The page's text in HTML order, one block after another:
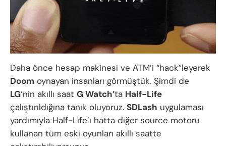
Daha önce hesap makinesi ve ATM’i “hack”leyerek
Doom oynayan insanları görmüştük. Şimdi de
LG‘nin akıllı saat G Watch’ta Half-Life
çalıştırıldığına tanık oluyoruz. SDLash uygulaması
yardımıyla Half-Life’ı hatta diğer source motoru
kullanan tüm eski oyunları akıllı saatte